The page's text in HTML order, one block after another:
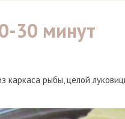
30 минут
каркаса рыбы, целой